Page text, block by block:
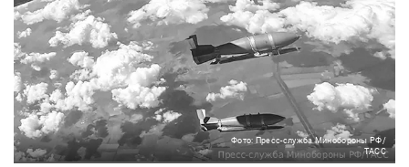
Фото: Пресс-служба Минобороны РФ/
ТАСС